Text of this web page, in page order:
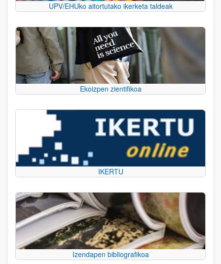
UPV/EHUko aitortutako ikerketa taldeak
Ekoizpen zientifikoa
IKERTU
Izendapen bibliografikoa